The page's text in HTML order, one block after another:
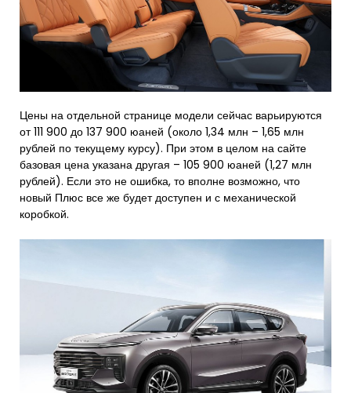
Цены на отдельной странице модели сейчас варьируются
от 111 900 до 137 900 юаней (около 1,34 млн – 1,65 млн
рублей по текущему курсу). При этом в целом на сайте
базовая цена указана другая – 105 900 юаней (1,27 млн
рублей). Если это не ошибка, то вполне возможно, что
новый Плюс все же будет доступен и с механической
коробкой.